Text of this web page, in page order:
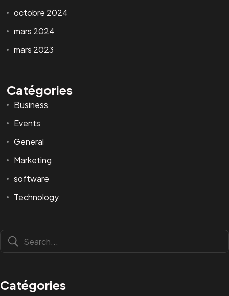
octobre 2024
mars 2024
mars 2023
Catégories
Business
Events
General
Marketing
software
Technology
Catégories